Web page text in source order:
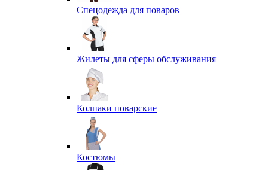
Спецодежда для поваров
Жилеты для сферы обслуживания
Колпаки поварские
Костюмы